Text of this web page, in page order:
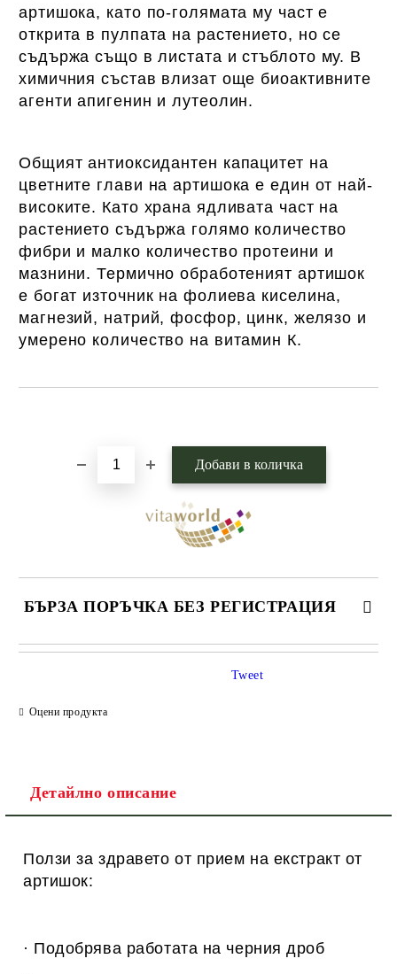
артишока, като по-голямата му част е
открита в пулпата на растението, но се
съдържа също в листата и стъблото му. В
химичния състав влизат още биоактивните
агенти апигенин и лутеолин.
Общият антиоксидантен капацитет на
цветните глави на артишока е един от най-
високите. Като храна ядливата част на
растението съдържа голямо количество
фибри и малко количество протеини и
мазнини. Термично обработеният артишок
е богат източник на фолиева киселина,
магнезий, натрий, фосфор, цинк, желязо и
умерено количество на витамин К.
БЪРЗА ПОРЪЧКА БЕЗ РЕГИСТРАЦИЯ
САМО ПОПЪЛНЕТЕ 1 ПОЛЕ
Ние ще се свържем с вас в рамките на работния ден.
Оцени продукта
Tweet
Детайлно описание
Ползи за здравето от прием на екстракт от
артишок:
· Подобрява работата на черния дроб